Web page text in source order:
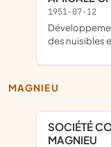
1951-07-12
développement et protection du gibier, destruction
des nuisibles
MAGNIEU
SOCIÉTÉ COMMUNALE DE CHASSE DE
MAGNIEU